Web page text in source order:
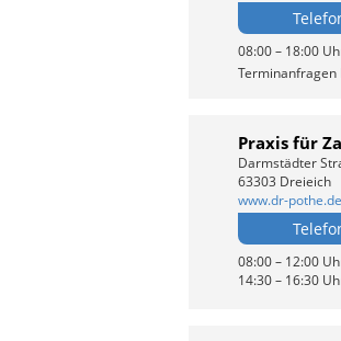
08:00 – 18:00
Praxis für
Darmstädter
63303 Dreieich
www.dr-pothe.de
08:00 – 12:00
14:30 – 16:30